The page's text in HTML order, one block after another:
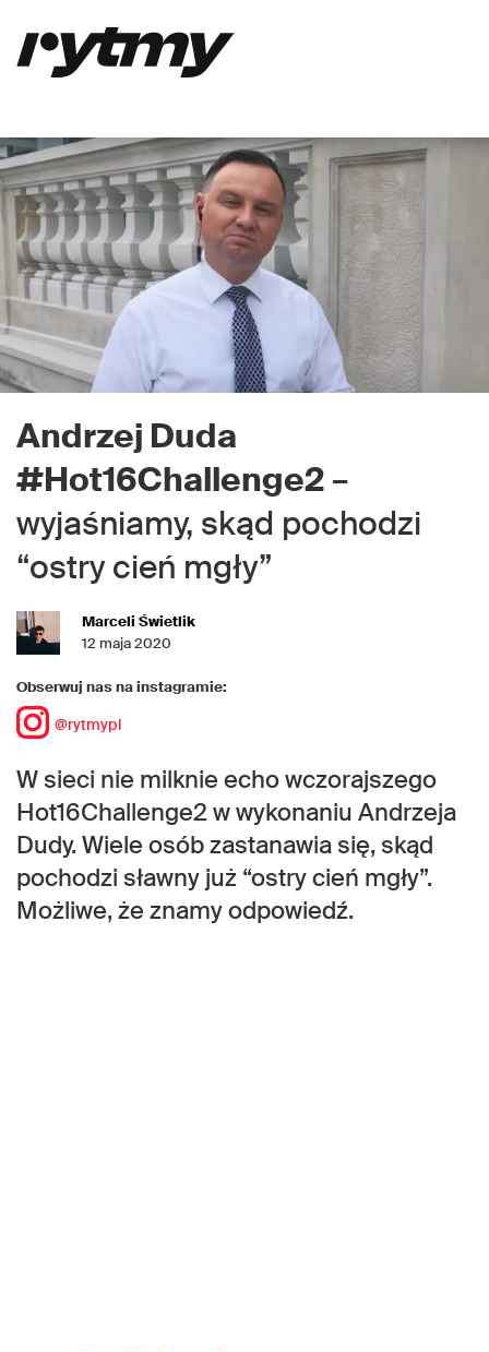
Andrzej Duda
#Hot16Challenge2 –
wyjaśniamy, skąd pochodzi
“ostry cień mgły”
Marceli Świetlik
12 maja 2020
Obserwuj nas na instagramie:
@rytmypl
W sieci nie milknie echo wczorajszego
Hot16Challenge2 w wykonaniu Andrzeja
Dudy. Wiele osób zastanawia się, skąd
pochodzi sławny już “ostry cień mgły”.
Możliwe, że znamy odpowiedź.